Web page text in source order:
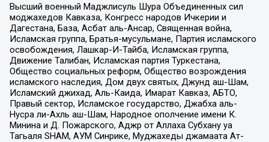
Высший военный Маджлисуль Шура Объединенных сил
моджахедов Кавказа, Конгресс народов Ичкерии и
Дагестана, База, Асбат аль-Ансар, Священная война,
Исламская группа, Братья-мусульмане, Партия исламского
освобождения, Лашкар-И-Тайба, Исламская группа,
Движение Талибан, Исламская партия Туркестана,
Общество социальных реформ, Общество возрождения
исламского наследия, Дом двух святых, Джунд аш-Шам,
Исламский джихад, Аль-Каида, Имарат Кавказ, АБТО,
Правый сектор, Исламское государство, Джабха аль-
Нусра ли-Ахль аш-Шам, Народное ополчение имени К.
Минина и Д. Пожарского, Аджр от Аллаха Субхану уа
Тагьаля SHAM, АУМ Синрике, Муджахеды джамаата Ат-